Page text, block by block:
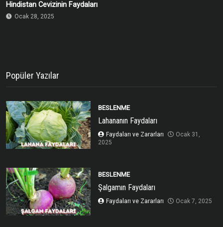
Hindistan Cevizinin Faydaları
Ocak 28, 2025
Popüler Yazılar
BESLENME
Lahananın Faydaları
Faydaları ve Zararları
Ocak 31,
2025
BESLENME
Şalgamın Faydaları
Faydaları ve Zararları Ocak 7, 2025